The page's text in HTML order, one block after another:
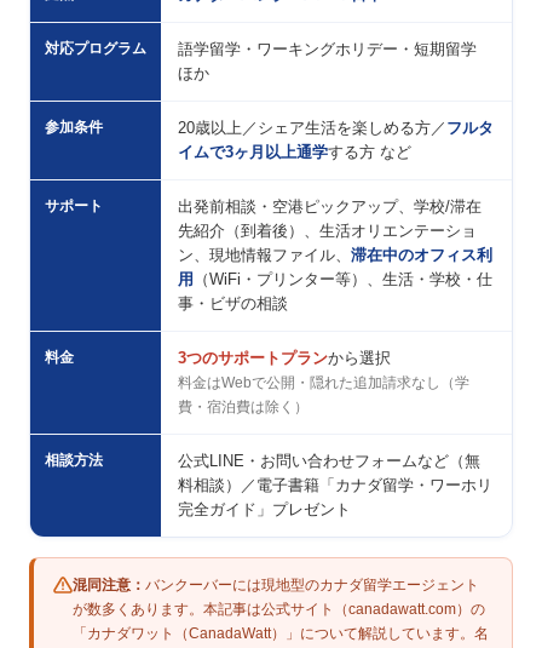
対応プログラム
語学留学・ワーキングホリデー・短期留学
ほか
参加条件 20歳以上／シェア生活を楽しめる方／ フルタ
イムで3ヶ月以上通学する方 など
サポート
出発前相談・空港ピックアップ、学校/滞在
先紹介（到着後）、生活オリエンテーショ
ン、現地情報ファイル、 滞在中のオフィス利
用
（WiFi・プリンター等）、生活・学校・仕
事・ビザの相談
料金 3つのサポートプランから選択
料金はWebで公開・隠れた追加請求なし（学
費・宿泊費は除く）
相談方法
公式LINE・お問い合わせフォームなど（無
料相談）／電子書籍「カナダ留学・ワーホリ
完全ガイド」プレゼント
混同注意： バンクーバーには現地型のカナダ留学エージェント
が数多くあります。本記事は公式サイト（canadawatt.com）の
「カナダワット（CanadaWatt）」について解説しています。名